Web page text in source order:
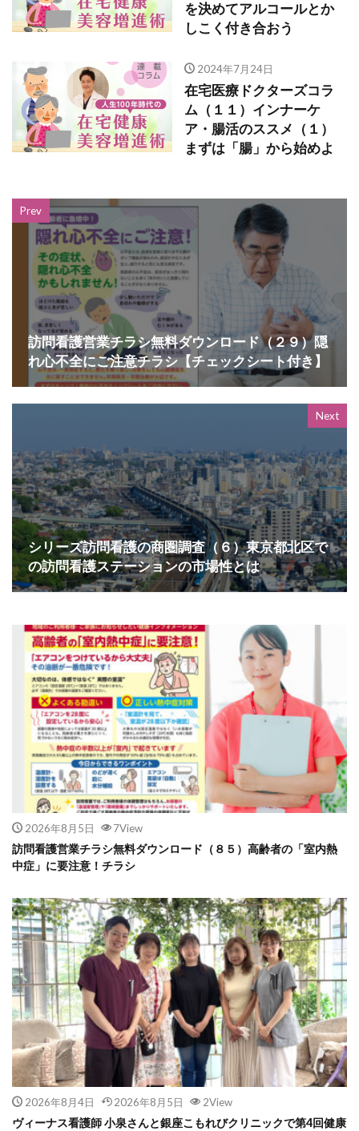
を決めてアルコールとか
しこく付き合おう
2024年7月24日
在宅医療ドクターズコラ
ム（１１）インナーケ
ア・腸活のススメ（１）
まずは「腸」から始めよ
Prev
訪問看護営業チラシ無料ダウンロード（２９）隠
れ心不全にご注意チラシ【チェックシート付き】
Next
シリーズ訪問看護の商圏調査（６）東京都北区で
の訪問看護ステーションの市場性とは
2026年8月5日 7View
訪問看護営業チラシ無料ダウンロード（８５）高齢者の「室内熱
中症」に要注意！チラシ
2026年8月4日 2026年8月5日 2View
ヴィーナス看護師 小泉さんと銀座こもれびクリニックで第4回健康